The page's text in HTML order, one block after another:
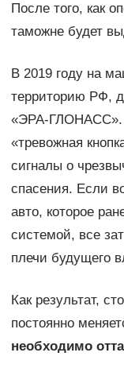
После того, как
таможне будет
В 2019 году на
территорию РФ,
«ЭРА-ГЛОНАСС».
«тревожная
сигналы о
спасения. Если
авто, которое
системой, все
плечи будущего
Как результат,
постоянно
необходимо